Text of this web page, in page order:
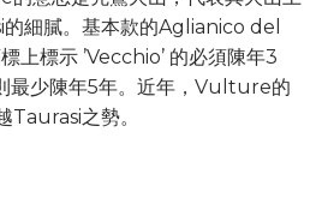
細膩。基本款的Aglianico del
上標示 ’Vecchio’ 的必須陳年3
最少陳年5年。近年，Vulture的
Taurasi之勢。